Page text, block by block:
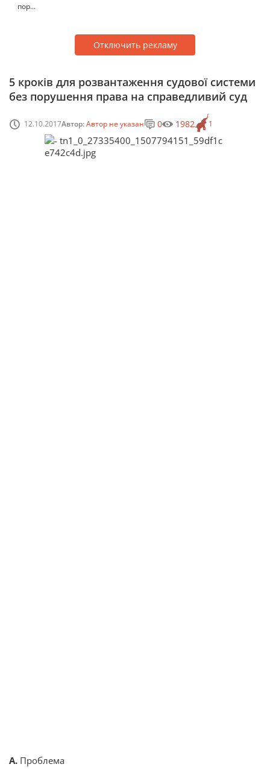
пор...
Отключить рекламу
5 кроків для розвантаження судової системи
без порушення права на справедливий суд
12.10.2017Автор:Автор не указан 1
0 1982
А. Проблема